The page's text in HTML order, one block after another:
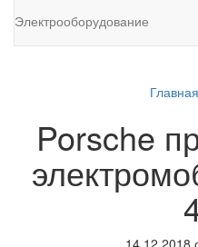
Электрооборудование
Porsche
14.12.2018